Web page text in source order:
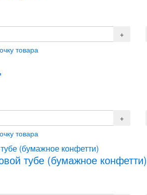
товара
товара
тубе (бумажное конфетти)